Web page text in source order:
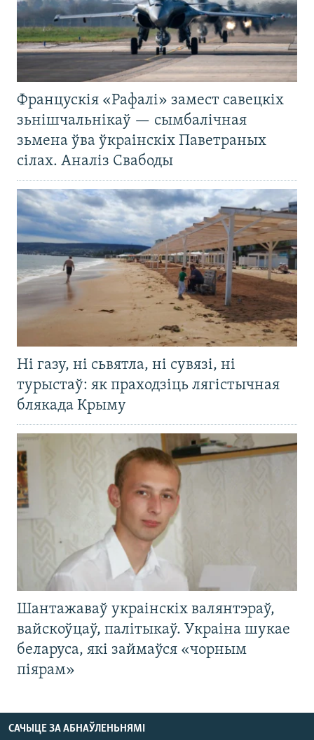
Францускія «Рафалі» замест савецкіх
зьнішчальнікаў — сымбалічная
зьмена ўва ўкраінскіх Паветраных
сілах. Аналіз Свабоды
Ні газу, ні сьвятла, ні сувязі, ні
турыстаў: як праходзіць лягістычная
блякада Крыму
Шантажаваў украінскіх валянтэраў,
вайскоўцаў, палітыкаў. Украіна шукае
беларуса, які займаўся «чорным
піярам»
САЧЫЦЕ ЗА АБНАЎЛЕНЬНЯМІ